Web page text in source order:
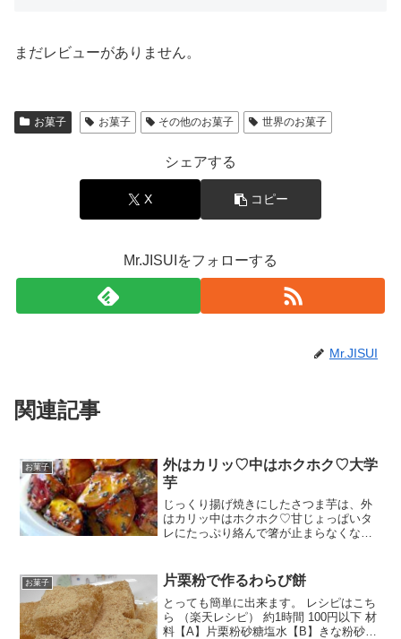
まだレビューがありません。
お菓子 お菓子 その他のお菓子 世界のお菓子
シェアする
X コピー
Mr.JISUIをフォローする
Mr.JISUI
関連記事
お菓子
外はカリッ♡中はホクホク♡大学
芋
じっくり揚げ焼きにしたさつま芋は、外
はカリッ中はホクホク♡甘じょっぱいタ
レにたっぷり絡んで箸が止まらなくなり
ダ油炒りごま★砂糖★みりん★酒★醤油
みん...
お菓子 片栗粉で作るわらび餅
とっても簡単に出来ます。 レシピはこち
ら （楽天レシピ） 約1時間 100円以下 材
料【A】片栗粉砂糖塩水【B】きな粉砂糖